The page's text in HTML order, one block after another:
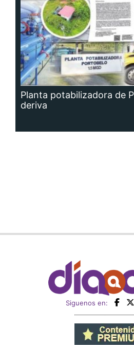
Planta potabilizadora de
deriva
Siguenos en: